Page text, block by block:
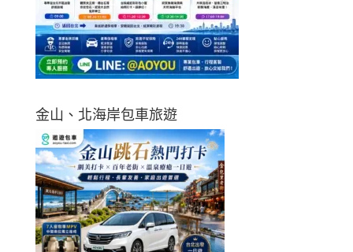
金山、北海岸包車旅遊